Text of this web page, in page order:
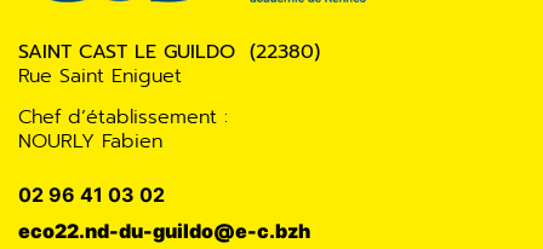
SAINT CAST LE GUILDO (22380)
Rue Saint Eniguet
Chef d’établissement :
NOURLY Fabien
02 96 41 03 02
eco22.nd-du-guildo@e-c.bzh